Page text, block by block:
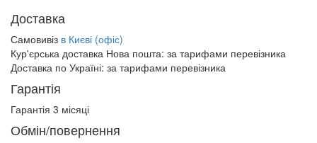
Доставка
Самовивіз в Києві (офіс)
Кур'єрська доставка Нова пошта: за тарифами перевізника
Доставка по Україні: за тарифами перевізника
Гарантія
Гарантія 3 місяці
Обмін/повернення